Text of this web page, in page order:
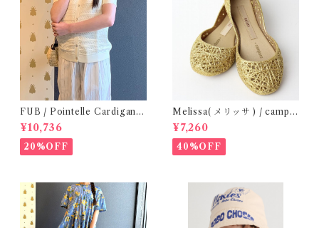
FUB / Pointelle Cardigan e
cru ( 140,150 )
¥10,736
20%OFF
Melissa( メリッサ ) / campa
na ( Gold )28-33
¥7,260
40%OFF